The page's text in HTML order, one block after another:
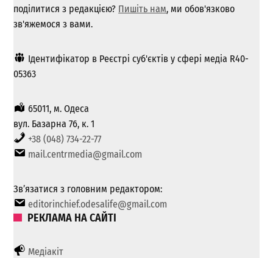
поділитися з редакцією? Пишіть нам, ми обов'язково
зв'яжемося з вами.
Ідентифікатор в Реєстрі суб'єктів у сфері медіа R40-
05363
65011, м. Одеса
вул. Базарна 76, к. 1
+38 (048) 734-22-77
mail.centrmedia@gmail.com
Зв’язатися з головним редактором:
editorinchief.odesalife@gmail.com
РЕКЛАМА НА САЙТІ
Медіакіт